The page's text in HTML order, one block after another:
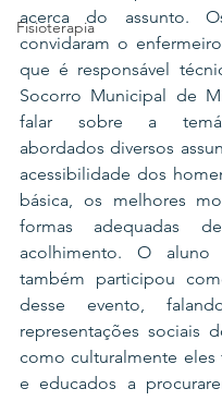
Fisioterapia
acerca do assunto.
convidaram o
que é responsável
Socorro Municipal de
falar sobre a
abordados diversos
acessibilidade dos
básica, os melhores
formas adequadas
acolhimento. O aluno
também participou
desse evento,
representações sociais
como culturalmente eles
e educados a